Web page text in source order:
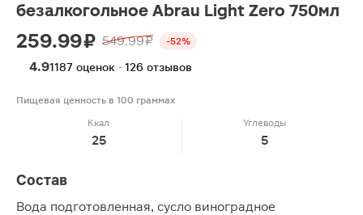
безалкогольное Abrau Light Zero 750мл
259.99 ₽ 549.99 ₽ -52%
4.91187 оценок · 126 отзывов
Пищевая ценность в 100 граммах
Ккал
25
Углеводы
5
Состав
Вода подготовленная, сусло виноградное